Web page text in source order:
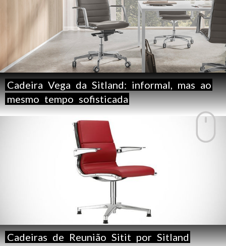
Cadeira Vega da Sitland: informal, mas ao
mesmo tempo sofisticada
Cadeiras de Reunião Sitit por Sitland